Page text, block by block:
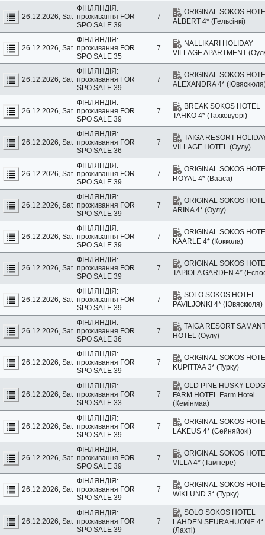
26.12.2026, Sat
ФІНЛЯНДІЯ:
проживання FOR
SPO SALE 39
7
ORIGINAL SOKOS
ALBERT 4* (Гельсінкі)
26.12.2026, Sat
ФІНЛЯНДІЯ:
проживання FOR
SPO SALE 35
7
NALLIKARI HOLIDAY
VILLAGE APARTMENT
26.12.2026, Sat
ФІНЛЯНДІЯ:
проживання FOR
SPO SALE 39
7
ORIGINAL SOKOS
ALEXANDRA 4*
26.12.2026, Sat
ФІНЛЯНДІЯ:
проживання FOR
SPO SALE 39
7
BREAK SOKOS HOTEL
TAHKO 4* (Тахковуорі)
26.12.2026, Sat
ФІНЛЯНДІЯ:
проживання FOR
SPO SALE 36
7
TAIGA RESORT
VILLAGE HOTEL (Оулу)
26.12.2026, Sat
ФІНЛЯНДІЯ:
проживання FOR
SPO SALE 39
7
ORIGINAL SOKOS
ROYAL 4* (Вааса)
26.12.2026, Sat
ФІНЛЯНДІЯ:
проживання FOR
SPO SALE 39
7
ORIGINAL SOKOS
ARINA 4* (Оулу)
26.12.2026, Sat
ФІНЛЯНДІЯ:
проживання FOR
SPO SALE 39
7
ORIGINAL SOKOS
KAARLE 4* (Коккола)
26.12.2026, Sat
ФІНЛЯНДІЯ:
проживання FOR
SPO SALE 39
7
ORIGINAL SOKOS
TAPIOLA GARDEN 4*
26.12.2026, Sat
ФІНЛЯНДІЯ:
проживання FOR
SPO SALE 39
7
SOLO SOKOS HOTEL
PAVILJONKI 4* (Ювяскюля)
26.12.2026, Sat
ФІНЛЯНДІЯ:
проживання FOR
SPO SALE 36
7
TAIGA RESORT
HOTEL (Оулу)
26.12.2026, Sat
ФІНЛЯНДІЯ:
проживання FOR
SPO SALE 39
7
ORIGINAL SOKOS
KUPITTAA 3* (Турку)
26.12.2026, Sat
ФІНЛЯНДІЯ:
проживання FOR
SPO SALE 33
7
OLD PINE HUSKY
FARM HOTEL Farm Hotel
(Кемінмаа)
26.12.2026, Sat
ФІНЛЯНДІЯ:
проживання FOR
SPO SALE 39
7
ORIGINAL SOKOS
LAKEUS 4* (Сейняйокі)
26.12.2026, Sat
ФІНЛЯНДІЯ:
проживання FOR
SPO SALE 39
7
ORIGINAL SOKOS
VILLA 4* (Тампере)
26.12.2026, Sat
ФІНЛЯНДІЯ:
проживання FOR
SPO SALE 39
7
ORIGINAL SOKOS
WIKLUND 3* (Турку)
26.12.2026, Sat
ФІНЛЯНДІЯ:
проживання FOR
SPO SALE 39
7
SOLO SOKOS HOTEL
LAHDEN SEURAHUONE 4*
(Лахті)